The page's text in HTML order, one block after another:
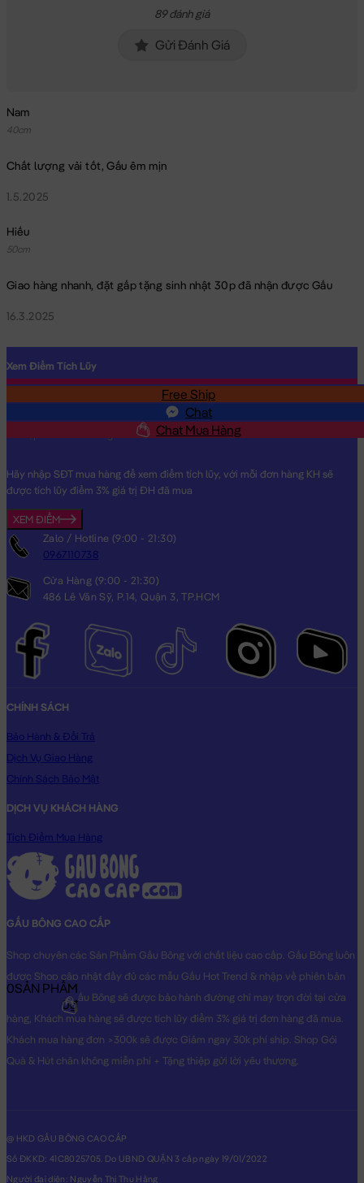
89 đánh giá
Gửi Đánh Giá
Nam
40cm
Chất lượng vải tốt, Gấu êm mịn
1.5.2025
Hiếu
50cm
Giao hàng nhanh, đặt gấp tặng sinh nhật 30p đã nhận được Gấu
16.3.2025
Free Ship
Chat
Chat Mua Hàng
Xem Điểm Tích Lũy
Hãy nhập SĐT mua hàng để xem điểm tích lũy, với mỗi đơn hàng KH sẽ
được tích lũy điểm 3% giá trị ĐH đã mua
XEM ĐIỂM
Zalo / Hotline (9:00 - 21:30)
0967110738
Cửa Hàng (9:00 - 21:30)
486 Lê Văn Sỹ, P.14, Quận 3, TP.HCM
CHÍNH SÁCH
Bảo Hành & Đổi Trả
Dịch Vụ Giao Hàng
Chính Sách Bảo Mật
DỊCH VỤ KHÁCH HÀNG
Tích Điểm Mua Hàng
GẤU BÔNG CAO CẤP
Shop chuyên các Sản Phẩm Gấu Bông với chất liệu cao cấp. Gấu Bông luôn
được Shop cập nhật đầy đủ các mẫu Gấu Hot Trend & nhập về phiên bản
Original nhất. Gấu Bông sẽ được bảo hành đường chỉ may trọn đời tại cửa
hàng, Khách mua hàng sẽ được tích lũy điểm 3% giá trị đơn hàng đã mua.
Khách mua hàng đơn >300k sẽ được Giảm ngay 30k phí ship. Shop Gói
Quà & Hút chân không miễn phí + Tặng thiệp gửi lời yêu thương.
@ HKD GẤU BÔNG CAO CẤP
Số ĐKKD: 41C8025705. Do UBND QUẬN 3 cấp ngày 19/01/2022
Người đại diện: Nguyễn Thị Thu Hằng
0SẢN PHẨM
0₫